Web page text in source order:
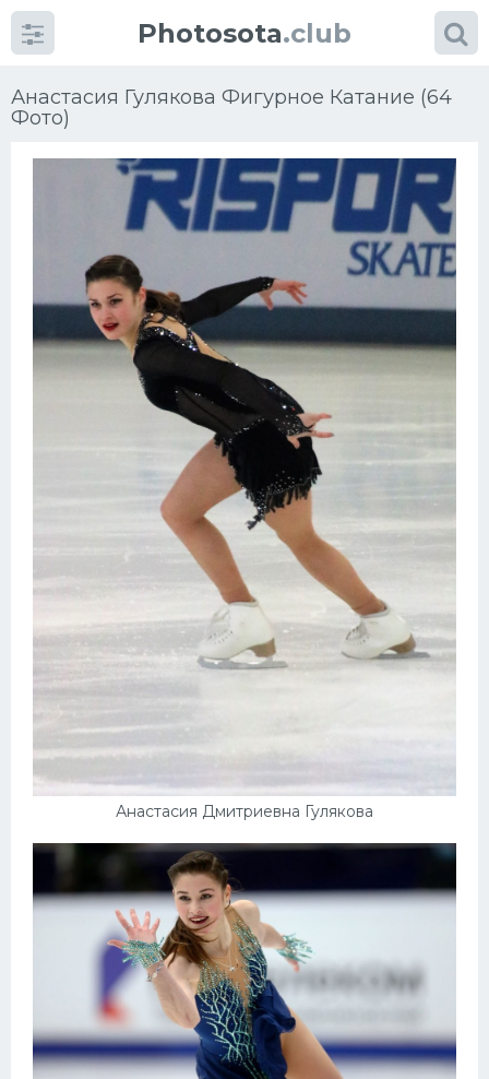
Photosota.club
Анастасия Гулякова Фигурное Катание (64
Фото)
Анастасия Дмитриевна Гулякова
Категории
Еще картинки...
Футбол
Конькобежный спорт